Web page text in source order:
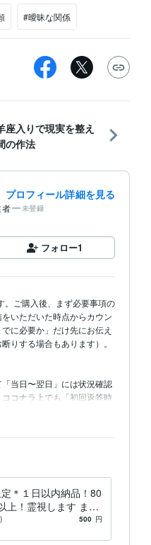
#曖昧な関係
座入りで現実を整え
の作法
プロフィール詳細を見る
未登録
フォロー1
。ご購入後、まず必要事項の
いただいた時点からカウン
に必要か」だけ先にお伝え
りする場合もあります）。
当日〜翌日」には状況確認
コナラ上でも「初回返答時
場合は事前確認が確実で
の場合も放置はせず、状況
年数 : 6年
経験年数 : 5年
ー管理・運営
経験年数
＊１日以内納品！80
上！霊視します まず
に鑑定してみたい人
500 円